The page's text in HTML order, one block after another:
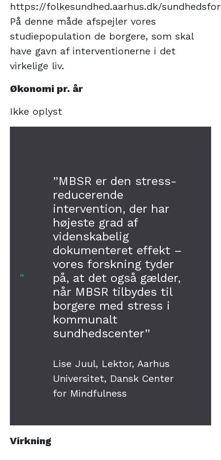
https://folkesundhed.aarhus.dk/
På denne måde afspejler vores
studiepopulation de borgere, som skal
have gavn af interventionerne i det
virkelige liv.
Økonomi pr. år
Ikke oplyst
”MBSR er den stress-
reducerende
intervention, der har
højeste grad af
videnskabelig
dokumenteret effekt –
vores forskning tyder
på, at det også gælder,
når MBSR tilbydes til
borgere med stress i
kommunalt
sundhedscenter”
Lise Juul, Lektor, Aarhus
Universitet, Dansk Center
for Mindfulness
Virkning